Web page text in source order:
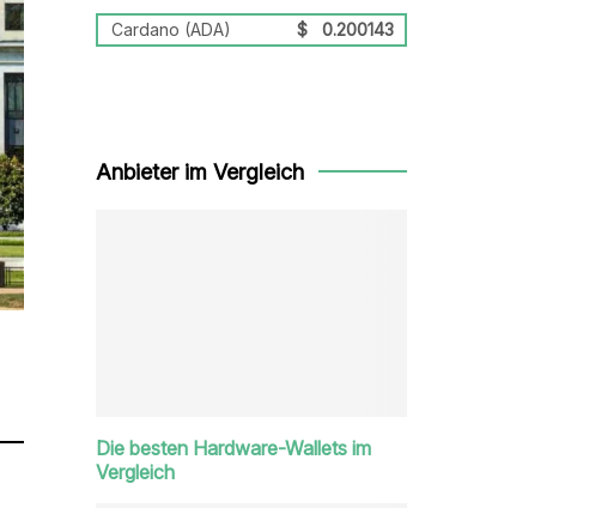
Cardano (ADA) $ 0.200143
Anbieter im Vergleich
Die besten Hardware-Wallets im
Vergleich